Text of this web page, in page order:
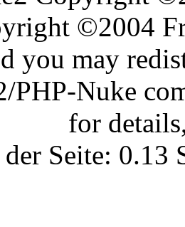
©2004
you may
PHP-Nuke
for
Seite: 0.13